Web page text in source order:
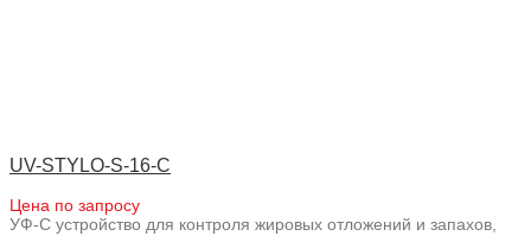
UV-STYLO-S-16-C
Цена по запросу
УФ-С устройство для контроля жировых отложений и запахов,